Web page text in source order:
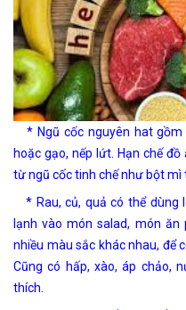
* Ngũ cốc nguyên hat gồm
hoặc gạo, nếp lứt. Hạn chế
từ ngũ cốc tinh chế như bột mì
* Rau, củ, quả có thể dùng
lạnh vào món salad, món
nhiều màu sắc khác nhau, để
Cũng có hấp, xào, áp chảo,
thích.